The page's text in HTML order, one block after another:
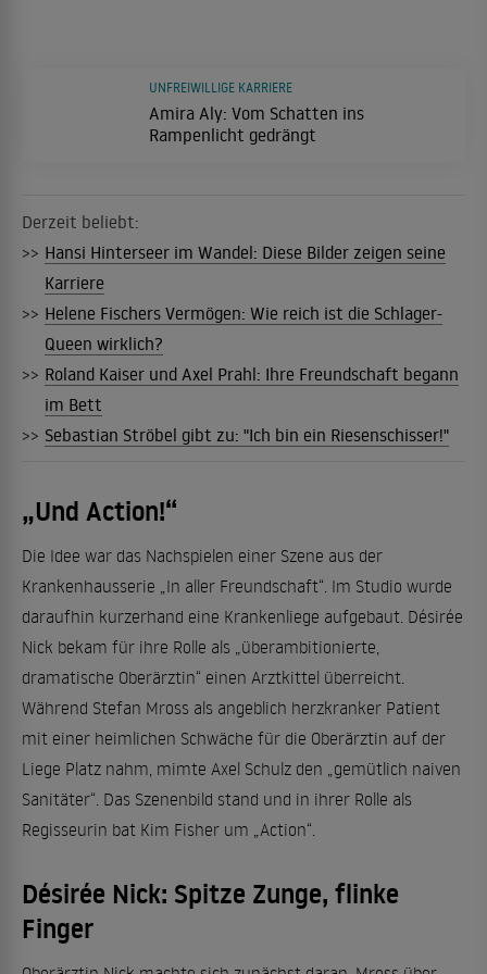
Amira Aly: Vom Schatten ins
Rampenlicht gedrängt
UNFREIWILLIGE KARRIERE
Derzeit beliebt:
>> Hansi Hinterseer im Wandel: Diese Bilder zeigen seine
Karriere
>> Helene Fischers Vermögen: Wie reich ist die Schlager-
Queen wirklich?
>> Roland Kaiser und Axel Prahl: Ihre Freundschaft begann
im Bett
>> Sebastian Ströbel gibt zu: "Ich bin ein Riesenschisser!"
„Und Action!“
Die Idee war das Nachspielen einer Szene aus der
Krankenhausserie „In aller Freundschaft“. Im Studio wurde
daraufhin kurzerhand eine Krankenliege aufgebaut. Désirée
Nick bekam für ihre Rolle als „überambitionierte,
dramatische Oberärztin“ einen Arztkittel überreicht.
Während Stefan Mross als angeblich herzkranker Patient
mit einer heimlichen Schwäche für die Oberärztin auf der
Liege Platz nahm, mimte Axel Schulz den „gemütlich naiven
Sanitäter“. Das Szenenbild stand und in ihrer Rolle als
Regisseurin bat Kim Fisher um „Action“.
Désirée Nick: Spitze Zunge, flinke
Finger